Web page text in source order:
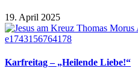
19. April 2025
Karfreitag – „Heilende Liebe!“